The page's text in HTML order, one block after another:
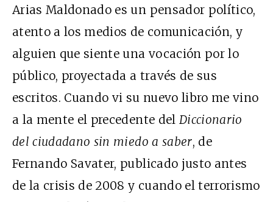
Arias Maldonado es un pensador político,
atento a los medios de comunicación, y
alguien que siente una vocación por lo
público, proyectada a través de sus
escritos. Cuando vi su nuevo libro me vino
a la mente el precedente del Diccionario
del ciudadano sin miedo a saber, de
Fernando Savater, publicado justo antes
de la crisis de 2008 y cuando el terrorismo